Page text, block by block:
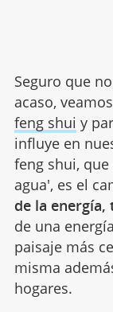
Seguro que
acaso,
feng shui y
influye en
feng shui,
agua', es el
de la energía,
de una
paisaje más
misma
hogares.